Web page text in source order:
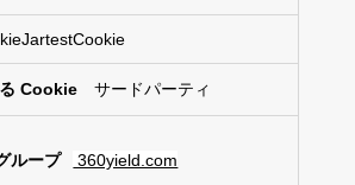
サードパーティ
360yield.com